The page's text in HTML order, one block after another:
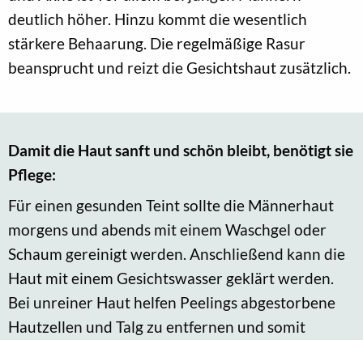
deutlich höher. Hinzu kommt die wesentlich
stärkere Behaarung. Die regelmäßige Rasur
beansprucht und reizt die Gesichtshaut zusätzlich.
Damit die Haut sanft und schön bleibt, benötigt sie
Pflege:
Für einen gesunden Teint sollte die Männerhaut
morgens und abends mit einem Waschgel oder
Schaum gereinigt werden. Anschließend kann die
Haut mit einem Gesichtswasser geklärt werden.
Bei unreiner Haut helfen Peelings abgestorbene
Hautzellen und Talg zu entfernen und somit